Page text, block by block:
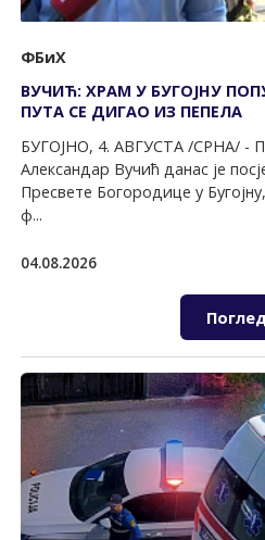
ФБиХ
ВУЧИЋ: ХРАМ У БУГОЈНУ
ПУТА СЕ ДИГАО ИЗ ПЕПЕЛА
БУГОЈНО, 4. АВГУСТА /СРНА/ -
Александар Вучић данас је
Пресвете Богородице у
ф...
04.08.2026